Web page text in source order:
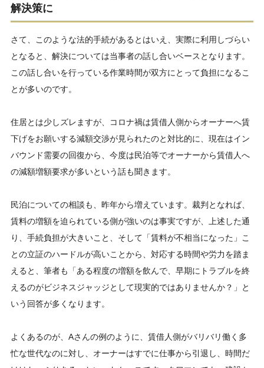
解決策に
さて、このような法的手続があるとはいえ、実際に利用しづらい
となると、解決については当事者の話し合いベースとなります。
この話し合いを行っている作業時間が双方にとって負担になるこ
とが多いのです。
住居とは少しズレますが、コロナ禍は賃借人側からオーナーへ賃
下げをお願いする減額交渉が見られたのと対比的に、現在はイン
バウンド需要の回復から、今度は民泊等でオーナーから賃借人へ
の減額増額要求が多いという話も聞きます。
民泊についての相談も、昨年から増えています。裁判となれば、
賃料の増額を迫られている側が強いのは事実ですが、上述した通
り、手続負担が大きいこと、そして「賃料が不相当になった」こ
との立証のハードルが高いことから、対応する時間や労力を踏ま
えると、筆者も「ある程度の増額を飲んで、早期にトラブルを終
えるのがビジネスジャッジとして現実的ではありませんか？」と
いう回答が多くなります。
よくあるのが、Aさんの例のように、賃借人側がバリバリ働く多
忙な世代なのに対し、オーナーはすでに仕事から引退し、時間だ